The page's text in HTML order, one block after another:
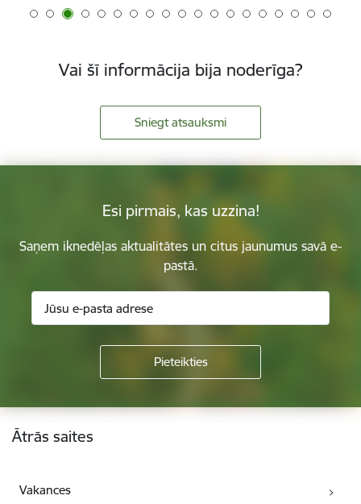
Vai šī informācija bija noderīga?
Sniegt atsauksmi
Esi pirmais, kas uzzina!
Saņem iknedēļas aktualitātes un citus jaunumus savā e-
pastā.
Kājene
Ātrās saites
Vakances